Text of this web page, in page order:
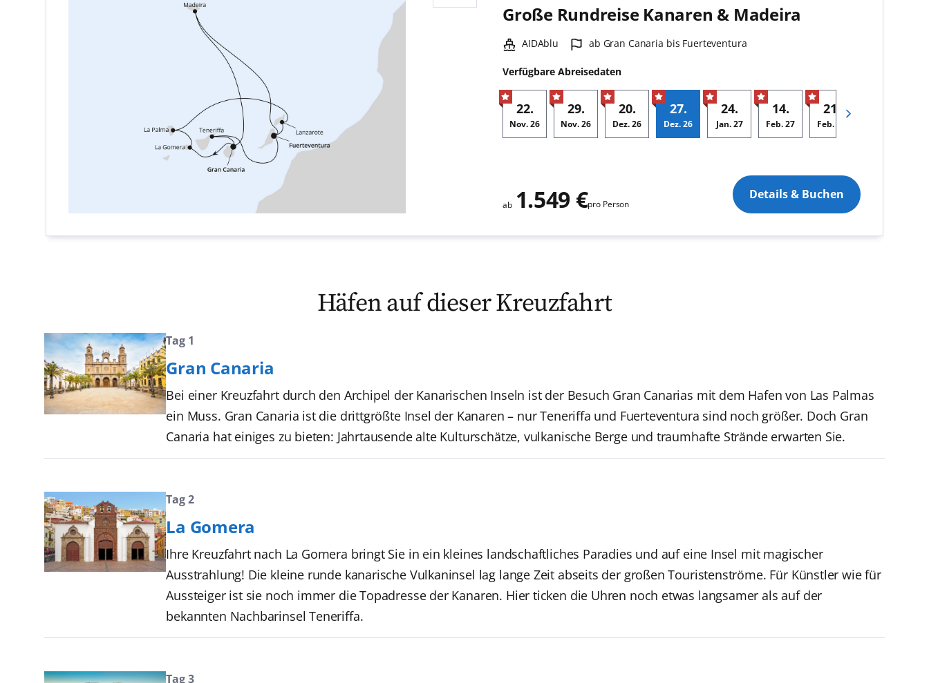
Große Rundreise Kanaren & Madeira
Schiff:
AIDAblu Hafen:
ab Gran Canaria bis Fuerteventura
Verfügbare Abreisedaten
22.
Nov.26
29.
Nov.26
20.
Dez.26
27.
Dez.26
24.
Jan. 27
14.
Feb.27
21.
Feb.
ab 1.549 €pro Person
Details & Buchen
Häfen auf dieser Kreuzfahrt
Tag 1
Gran Canaria
Bei einer Kreuzfahrt durch den Archipel der Kanarischen Inseln ist der Besuch Gran Canarias mit dem Hafen von Las Palmas
ein Muss. Gran Canaria ist die drittgrößte Insel der Kanaren – nur Teneriffa und Fuerteventura sind noch größer. Doch Gran
Canaria hat einiges zu bieten: Jahrtausende alte Kulturschätze, vulkanische Berge und traumhafte Strände erwarten Sie.
Tag 2
La Gomera
Ihre Kreuzfahrt nach La Gomera bringt Sie in ein kleines landschaftliches Paradies und auf eine Insel mit magischer
Ausstrahlung! Die kleine runde kanarische Vulkaninsel lag lange Zeit abseits der großen Touristenströme. Für Künstler wie für
Aussteiger ist sie noch immer die Topadresse der Kanaren. Hier ticken die Uhren noch etwas langsamer als auf der
bekannten Nachbarinsel Teneriffa.
Tag 3